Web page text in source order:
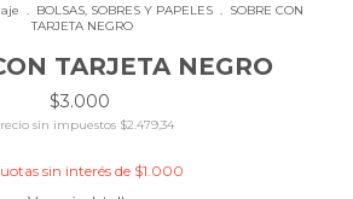
. BOLSAS, SOBRES Y PAPELES . SOBRE CON
TARJETA NEGRO
TARJETA NEGRO
$3.000
sin impuestos $2.479,34
sin interés de $1.000